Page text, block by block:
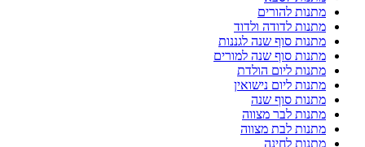
מתנות להורים
מתנות לדודה ולדוד
מתנות סוף שנה לגננות
מתנות סוף שנה למורים
מתנות ליום הולדת
מתנות ליום נישואין
מתנות סוף שנה
מתנות לבר מצווה
מתנות לבת מצווה
מתנות לחינה